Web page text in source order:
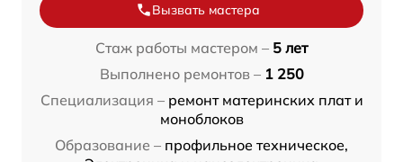
Вызвать мастера
Стаж работы мастером – 5 лет
Выполнено ремонтов – 1 250
Специализация – ремонт материнских плат и
моноблоков
Образование – профильное техническое,